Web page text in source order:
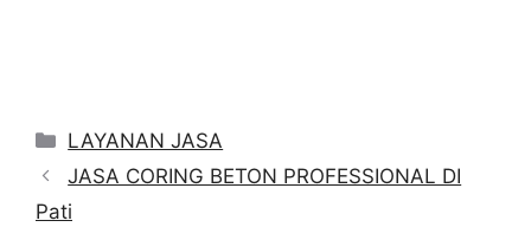
Categories
LAYANAN JASA
JASA CORING BETON PROFESSIONAL DI
Pati